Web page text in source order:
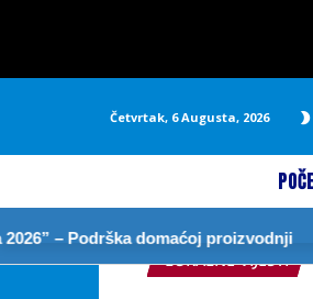
Četvrtak, 6 Augusta, 2026
domaćoj proizvodnji
LOKALNE VIJESTI